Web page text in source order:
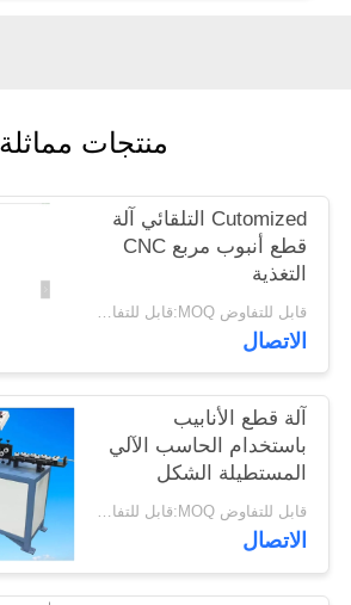
POLICY
منتجات مماثلة
Cutomized التلقائي آلة
قطع أنبوب مربع CNC
التغذية
قابل للتفاوض MOQ:قابل للتفاوض
الاتصال
آلة قطع الأنابيب
باستخدام الحاسب الآلي
المستطيلة الشكل
المجوفة
قابل للتفاوض MOQ:قابل للتفاوض
الاتصال